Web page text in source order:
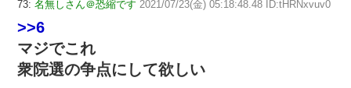
73: 名無しさん＠恐縮です 2021/07/23(金) 05:18:48.48 ID:tHRNxvuv0
>>6
マジでこれ
衆院選の争点にして欲しい